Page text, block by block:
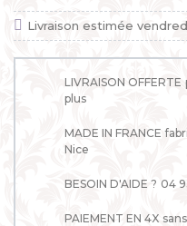
Livraison estimée
LIVRAISON OFFERTE
plus
MADE IN FRANCE
Nice
BESOIN D'AIDE ? 04
PAIEMENT EN 4X